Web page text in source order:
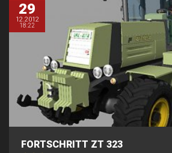
29
12.2012
18:22
FORTSCHRITT ZT 323